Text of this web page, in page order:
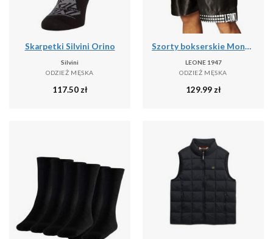
Skarpetki Silvini Orino
Silvini
ODZIEŻ MĘSKA
117.50zł
Szorty bokserskie Montana Pantaloncino
LEONE 1947
ODZIEŻ MĘSKA
129.99zł